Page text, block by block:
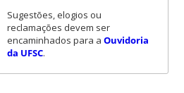
Sugestões, elogios ou
reclamações devem ser
encaminhados para a Ouvidoria
da UFSC.